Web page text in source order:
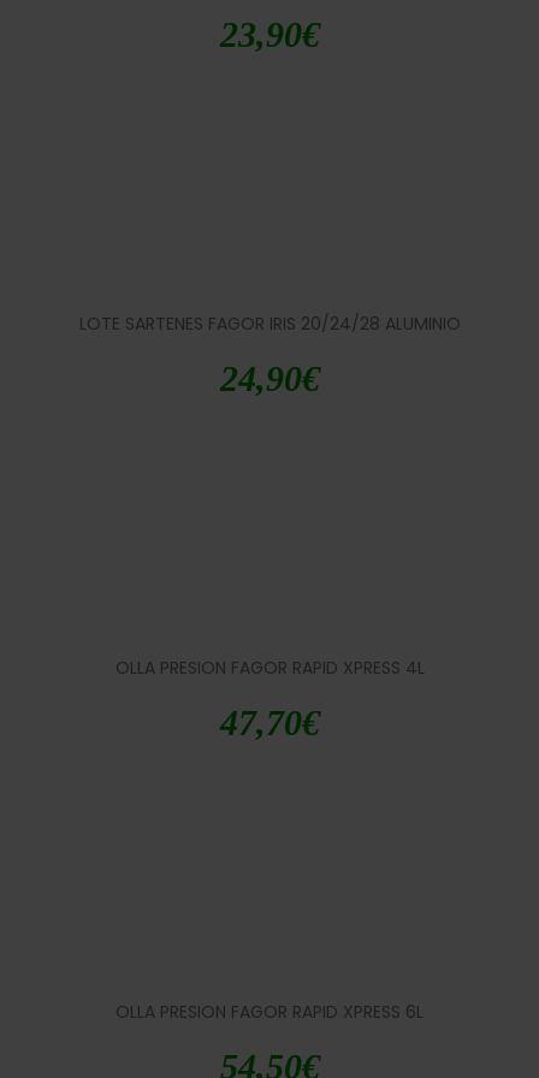
23,90€
LOTE SARTENES FAGOR IRIS 20/24/28 ALUMINIO
24,90€
OLLA PRESION FAGOR RAPID XPRESS 4L
47,70€
OLLA PRESION FAGOR RAPID XPRESS 6L
54,50€